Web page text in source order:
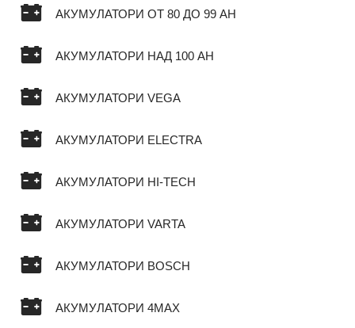
АКУМУЛАТОРИ ОТ 80 ДО 99 AH
АКУМУЛАТОРИ НАД 100 AH
АКУМУЛАТОРИ VEGA
АКУМУЛАТОРИ ELECTRA
АКУМУЛАТОРИ HI-TECH
АКУМУЛАТОРИ VARTA
АКУМУЛАТОРИ BOSCH
АКУМУЛАТОРИ 4MAX